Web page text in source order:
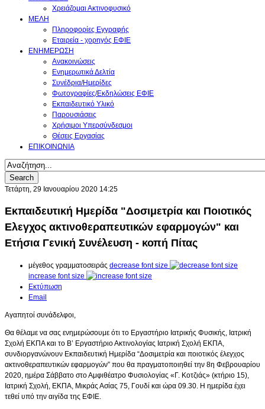
Χρειάζομαι Ακτινοφυσικό
ΜΕΛΗ
Πληροφορίες Εγγραφής
Εταιρεία - χορηγός ΕΦΙΕ
ΕΝΗΜΕΡΩΣΗ
Ανακοινώσεις
Ενημερωτικά Δελτία
Συνέδρια/Ημερίδες
Φωτογραφίες/Εκδηλώσεις ΕΦΙΕ
Εκπαιδευτικό Υλικό
Παρουσιάσεις
Χρήσιμοι Υπερσύνδεσμοι
Θέσεις Εργασίας
ΕΠΙΚΟΙΝΩΝΙΑ
Search
Τετάρτη, 29 Ιανουαρίου 2020 14:25
Εκπαιδευτική Ημερίδα "Δοσιμετρία και Ποιοτικός
Ελεγχος ακτινοθεραπευτικών εφαρμογών" και
Ετήσια Γενική Συνέλευση - κοπή Πίτας
μέγεθος γραμματοσειράς decrease font size
increase font size
Εκτύπωση
Email
Αγαπητοί συνάδελφοι,
Θα θέλαμε να σας ενημερώσουμε ότι το Εργαστήριο Ιατρικής Φυσικής, Ιατρική
Σχολή ΕΚΠΑ και το Β’ Εργαστήριο Ακτινολογίας Ιατρική Σχολή ΕΚΠΑ,
συνδιοργανώνουν Εκπαιδευτική Ημερίδα “Δοσιμετρία και ποιοτικός έλεγχος
ακτινοθεραπευτικών εφαρμογών” που θα πραγματοποιηθεί την 8η Φεβρουαρίου
2020, ημέρα Σάββατο στο Αμφιθέατρο Φυσιολογίας «Γ. Κοτζιάς» (κτήριο 15),
Ιατρική Σχολή, ΕΚΠΑ, Μικράς Ασίας 75, Γουδί και ώρα 09.30. Η ημερίδα έχει
τεθεί υπό την αιγίδα της ΕΦΙΕ.